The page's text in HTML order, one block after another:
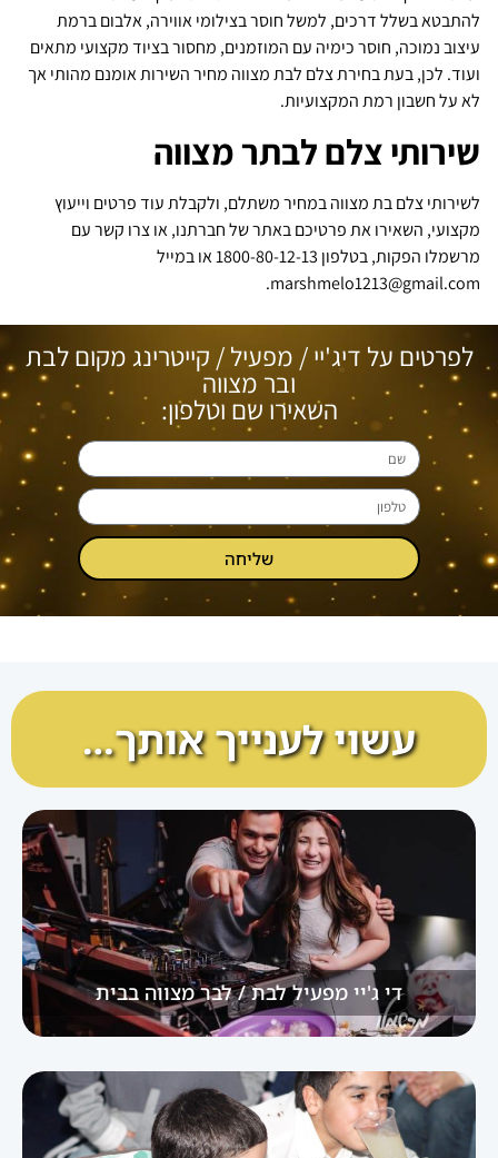
להתבטא בשלל דרכים, למשל חוסר בצילומי אווירה, אלבום ברמת
עיצוב נמוכה, חוסר כימיה עם המוזמנים, מחסור בציוד מקצועי מתאים
ועוד. לכן, בעת בחירת צלם לבת מצווה מחיר השירות אומנם מהותי אך
לא על חשבון רמת המקצועיות.
שירותי צלם לבתר מצווה
לשירותי צלם בת מצווה במחיר משתלם, ולקבלת עוד פרטים וייעוץ
מקצועי, השאירו את פרטיכם באתר של חברתנו, או צרו קשר עם
מרשמלו הפקות, בטלפון 1800-80-12-13 או במייל
marshmelo1213@gmail.com.
לפרטים על דיג'יי / מפעיל / קייטרינג מקום לבת
ובר מצווה
השאירו שם וטלפון:
שליחה
עשוי לענייך אותך…
די ג'יי מפעיל לבת / לבר מצווה בבית